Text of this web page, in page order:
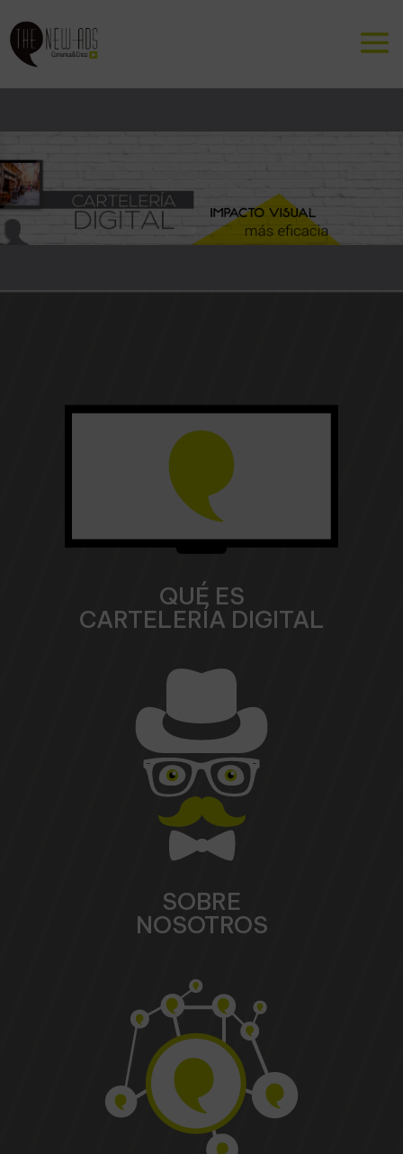
QUÉ ES
CARTELERÍA DIGITAL
SOBRE
NOSOTROS